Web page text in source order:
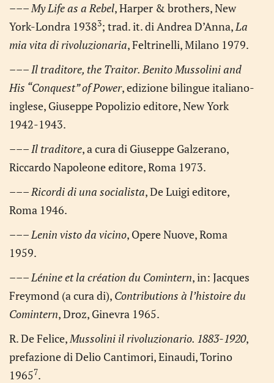
–––My Life as a Rebel, Harper & brothers, New
York-Londra 19383; trad. it. di Andrea D’Anna,La
mia vita di rivoluzionaria, Feltrinelli, Milano 1979.
–––Il traditore, the Traitor. Benito Mussolini and
His “Conquest” of Power, edizione bilingue italiano-
inglese, Giuseppe Popolizio editore, New York
1942-1943.
–––Il traditore, a cura di Giuseppe Galzerano,
Riccardo Napoleone editore, Roma 1973.
–––Ricordi di una socialista, De Luigi editore,
Roma 1946.
–––Lenin visto da vicino, Opere Nuove, Roma
1959.
–––Lénine et la création du Comintern, in: Jacques
Freymond (a cura di), Contributions à l’histoire du
Comintern, Droz, Ginevra 1965.
R. De Felice,Mussolini il rivoluzionario. 1883-1920,
prefazione di Delio Cantimori, Einaudi, Torino
19657.